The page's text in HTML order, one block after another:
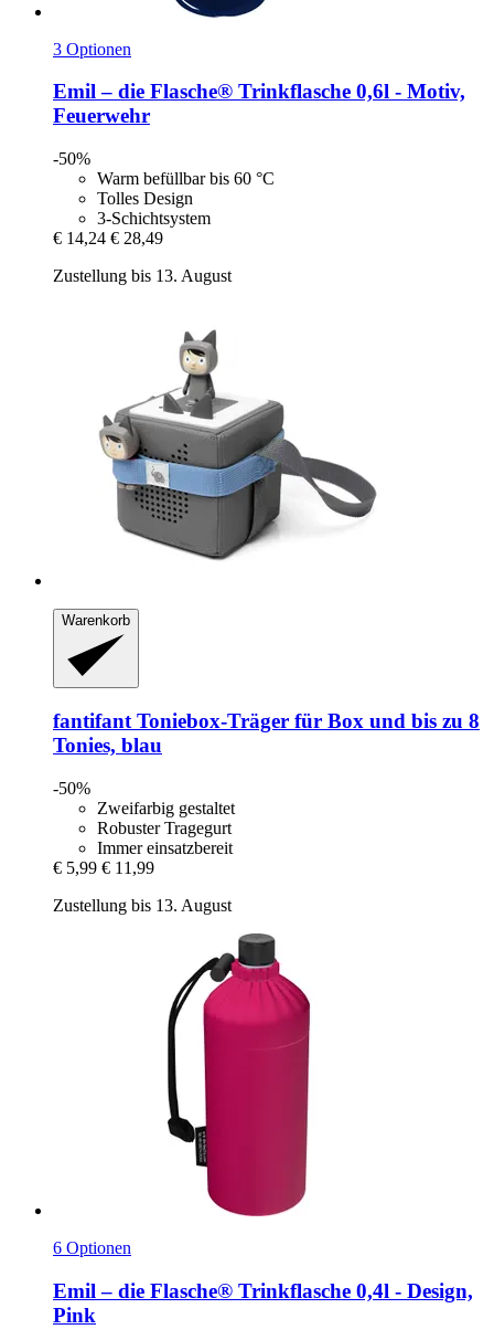
3 Optionen
Emil – die Flasche® Trinkflasche 0,6l -​ Motiv,
Feuerwehr
-50%
Warm befüllbar bis 60 °C
Tolles Design
3-Schichtsystem
€ 14,24 € 28,49
Zustellung bis 13. August
Warenkorb
fantifant Toniebox-​Träger für Box und bis zu 8
Tonies, blau
-50%
Zweifarbig gestaltet
Robuster Tragegurt
Immer einsatzbereit
€ 5,99 € 11,99
Zustellung bis 13. August
6 Optionen
Emil – die Flasche® Trinkflasche 0,4l -​ Design,
Pink